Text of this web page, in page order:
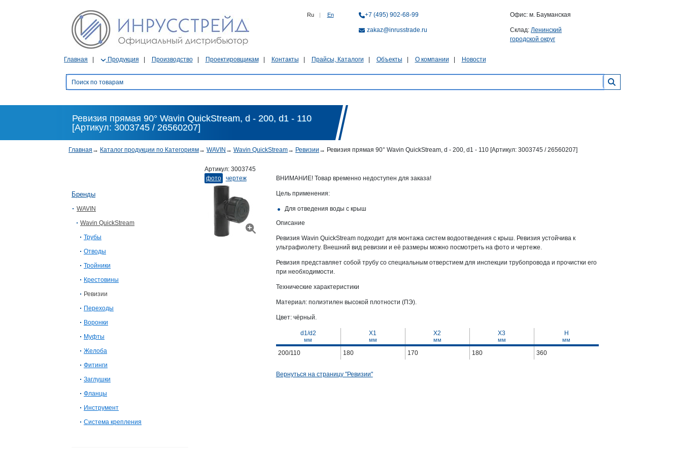
Ru | En +7 (495) 902-68-99
zakaz@inrusstrade.ru
Офис: м. Бауманская
Склад: Ленинский
городской округ
Главная Продукция Производство Проектировщикам Контакты Прайсы, Каталоги Объекты О компании Новости
Ревизия прямая 90° Wavin QuickStream, d - 200, d1 - 110
[Артикул: 3003745 / 26560207]
Главная → Каталог продукции по Категориям→ WAVIN → Wavin QuickStream→ Ревизии → Ревизия прямая 90° Wavin QuickStream, d - 200, d1 - 110 [Артикул: 3003745 / 26560207]
Бренды
WAVIN
Wavin QuickStream
Трубы
Отводы
Тройники
Крестовины
Ревизии
Переходы
Воронки
Муфты
Желоба
Фитинги
Заглушки
Фланцы
Инструмент
Система крепления
Артикул: 3003745
фото
чертеж ВНИМАНИЕ! Товар временно недоступен для заказа!
Цель применения:
Для отведения воды с крыш
Описание
Ревизия Wavin QuickStream подходит для монтажа систем водоотведения с крыш. Ревизия устойчива к
ультрафиолету. Внешний вид ревизии и её размеры можно посмотреть на фото и чертеже.
Ревизия представляет собой трубу со специальным отверстием для инспекции трубопровода и прочистки его
при необходимости.
Технические характеристики
Материал: полиэтилен высокой плотности (ПЭ).
Цвет: чёрный.
d1/d2 X1 X2 X3 H
мм мм мм мм мм
200/110 180 170 180 360
Вернуться на страницу "Ревизии"